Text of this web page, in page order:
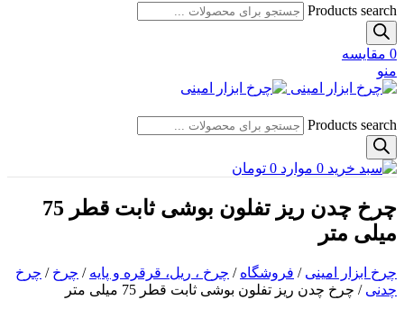
Products search
0 مقایسه
منو
Products search
0 موارد 0 تومان
چرخ چدن ریز تفلون بوشی ثابت قطر 75
میلی متر
چرخ ابزار امینی / فروشگاه / چرخ ، ریل، قرقره و پایه / چرخ / چرخ
چدنی / چرخ چدن ریز تفلون بوشی ثابت قطر 75 میلی متر